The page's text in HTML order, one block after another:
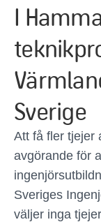
I
Sverige
Att få fler tjejer
avgörande för
Sveriges
väljer inga